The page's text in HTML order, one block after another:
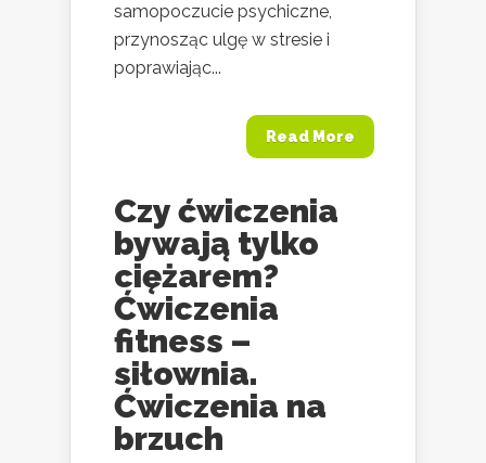
samopoczucie psychiczne,
przynosząc ulgę w stresie i
poprawiając...
Read More
Czy ćwiczenia
bywają tylko
ciężarem?
Ćwiczenia
fitness –
siłownia.
Ćwiczenia na
brzuch